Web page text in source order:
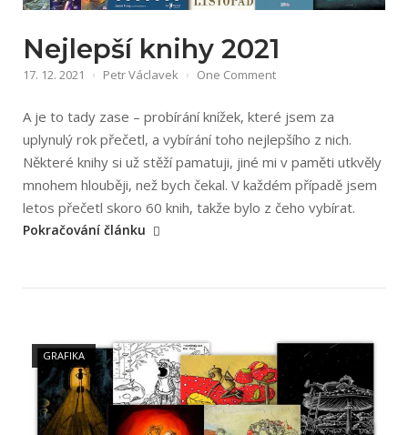
Nejlepší knihy 2021
17. 12. 2021 Petr Václavek One Comment
A je to tady zase – probírání knížek, které jsem za
uplynulý rok přečetl, a vybírání toho nejlepšího z nich.
Některé knihy si už stěží pamatuji, jiné mi v paměti utkvěly
mnohem hlouběji, než bych čekal. V každém případě jsem
letos přečetl skoro 60 knih, takže bylo z čeho vybírat.
Pokračování článku
GRAFIKA